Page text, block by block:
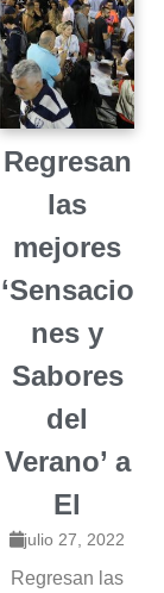
Regresan
las
mejores
‘Sensacio
nes y
Sabores
del
Verano’ a
El
julio 27, 2022
Regresan las